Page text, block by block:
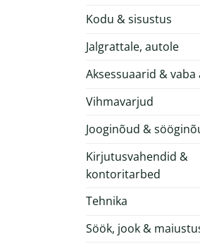
Kodu & sisustus
Jalgrattale, autole
Aksessuaarid & vaba
Vihmavarjud
Jooginõud &
Kirjutusvahendid &
kontoritarbed
Tehnika
Söök, jook &